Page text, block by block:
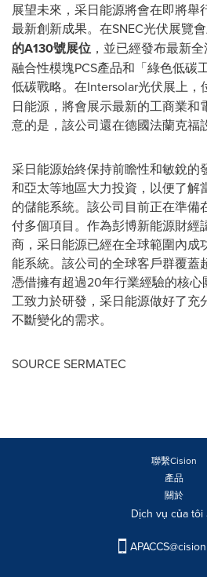
展望未來，采日能源將會在即將舉
最新創新成果。在SNEC光伏展覽
的A130號展位 ，並已經發布最新
融合性模塊PCS產品和「綠色低碳
低碳戰略。在Intersolar光伏展上，
日能源，將會展示最新的工商業和
意的是，該公司還在德國法蘭克福
采日能源始終保持前瞻性和敏銳的
和亞太等地區大力投資，以便了解
的儲能系統。該公司目前正在準備
付多個項目。作為彭博新能源財經
商，采日能源已經在全球範圍內成
能系統。該公司的全球客戶群覆蓋
憑借擁有超過20年行業經驗的核心
工致力於研發，采日能源做好了充
不斷變化的需求。
SOURCE SERMATEC
聯繫Cision
產品
關於
Dịch vụ của tôi